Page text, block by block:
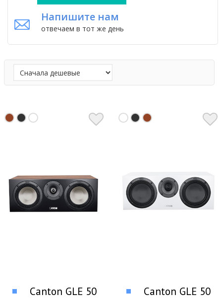
Напишите нам
отвечаем в тот же день
Canton GLE 50
Canton GLE 50